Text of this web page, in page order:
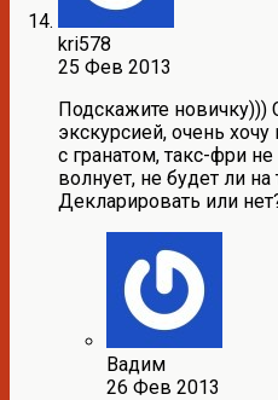
kri578
25 Фев 2013
Подскажите
экскурсией, очень
с гранатом, такс-фри
волнует, не будет ли
Декларировать или
Вадим
26 Фев 2013